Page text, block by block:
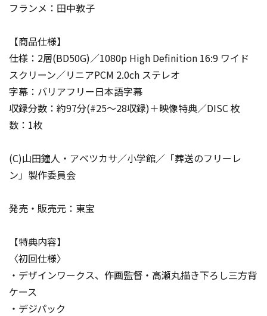
フランメ：田中敦子
【商品仕様】
仕様：2層(BD50G)／1080p High Definition 16:9 ワイド
スクリーン／リニアPCM 2.0ch ステレオ
字幕：バリアフリー日本語字幕
収録分数：約97分(#25～28収録)＋映像特典／DISC 枚
数：1枚
(C)山田鐘人・アベツカサ／小学館／「葬送のフリーレ
ン」製作委員会
発売・販売元：東宝
【特典内容】
〈初回仕様〉
・デザインワークス、作画監督・高瀬丸描き下ろし三方背
ケース
・デジパック